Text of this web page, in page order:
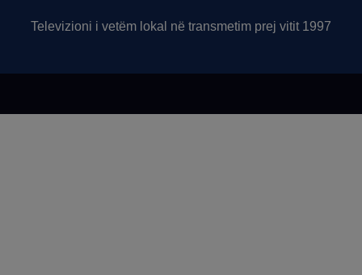
Televizioni i vetëm lokal në transmetim prej vitit 1997